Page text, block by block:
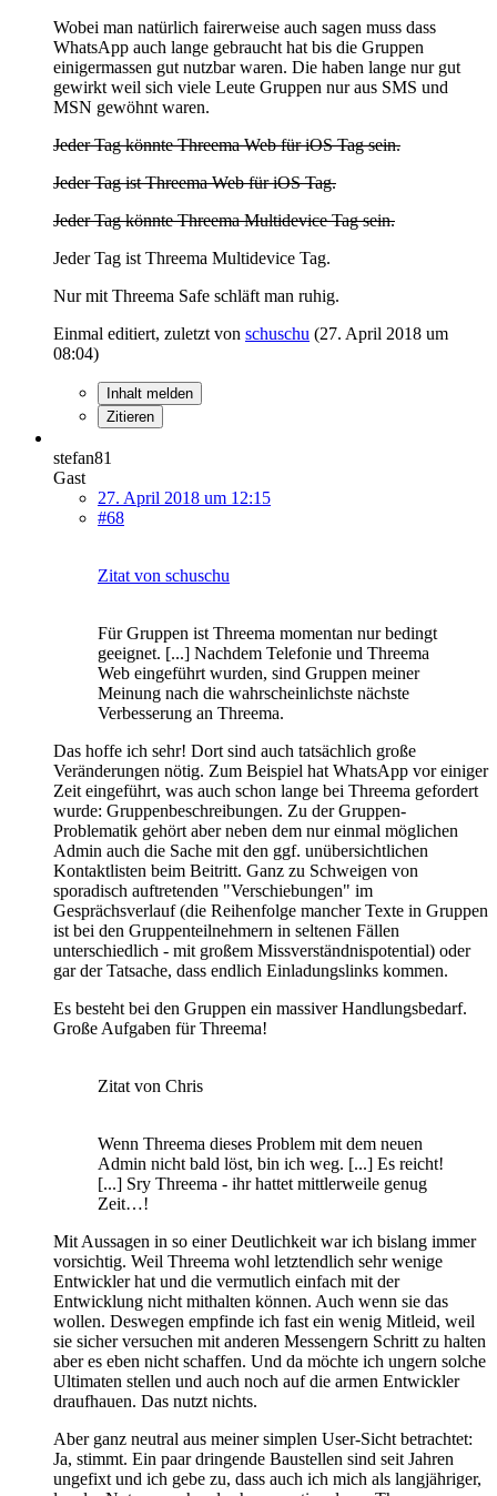
Wobei man natürlich fairerweise auch sagen muss dass
WhatsApp auch lange gebraucht hat bis die Gruppen
einigermassen gut nutzbar waren. Die haben lange nur gut
gewirkt weil sich viele Leute Gruppen nur aus SMS und
MSN gewöhnt waren.
Jeder Tag könnte Threema Web für iOS Tag sein.
Jeder Tag ist Threema Web für iOS Tag.
Jeder Tag könnte Threema Multidevice Tag sein.
Jeder Tag ist Threema Multidevice Tag.
Nur mit Threema Safe schläft man ruhig.
Einmal editiert, zuletzt von schuschu (27. April 2018 um
08:04)
Inhalt melden
Zitieren
stefan81
Gast
27. April 2018 um 12:15
#68
Zitat von schuschu
Für Gruppen ist Threema momentan nur bedingt
geeignet. [...] Nachdem Telefonie und Threema
Web eingeführt wurden, sind Gruppen meiner
Meinung nach die wahrscheinlichste nächste
Verbesserung an Threema.
Das hoffe ich sehr! Dort sind auch tatsächlich große
Veränderungen nötig. Zum Beispiel hat WhatsApp vor einiger
Zeit eingeführt, was auch schon lange bei Threema gefordert
wurde: Gruppenbeschreibungen. Zu der Gruppen-
Problematik gehört aber neben dem nur einmal möglichen
Admin auch die Sache mit den ggf. unübersichtlichen
Kontaktlisten beim Beitritt. Ganz zu Schweigen von
sporadisch auftretenden "Verschiebungen" im
Gesprächsverlauf (die Reihenfolge mancher Texte in Gruppen
ist bei den Gruppenteilnehmern in seltenen Fällen
unterschiedlich - mit großem Missverständnispotential) oder
gar der Tatsache, dass endlich Einladungslinks kommen.
Es besteht bei den Gruppen ein massiver Handlungsbedarf.
Große Aufgaben für Threema!
Zitat von Chris
Wenn Threema dieses Problem mit dem neuen
Admin nicht bald löst, bin ich weg. [...] Es reicht!
[...] Sry Threema - ihr hattet mittlerweile genug
Zeit…!
Mit Aussagen in so einer Deutlichkeit war ich bislang immer
vorsichtig. Weil Threema wohl letztendlich sehr wenige
Entwickler hat und die vermutlich einfach mit der
Entwicklung nicht mithalten können. Auch wenn sie das
wollen. Deswegen empfinde ich fast ein wenig Mitleid, weil
sie sicher versuchen mit anderen Messengern Schritt zu halten
aber es eben nicht schaffen. Und da möchte ich ungern solche
Ultimaten stellen und auch noch auf die armen Entwickler
draufhauen. Das nutzt nichts.
Aber ganz neutral aus meiner simplen User-Sicht betrachtet:
Ja, stimmt. Ein paar dringende Baustellen sind seit Jahren
ungefixt und ich gebe zu, dass auch ich mich als langjähriger,